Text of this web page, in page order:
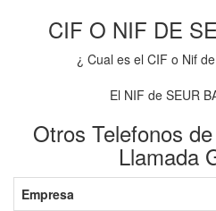
CIF O NIF DE
¿ Cual es el CIF o Nif
El NIF de SEUR
Otros Telefonos
Llamada
Empresa